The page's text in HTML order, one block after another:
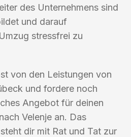
des Unternehmens sind
und darauf
stressfrei zu
von den Leistungen von
und fordere noch
Angebot für deinen
Velenje an. Das
dir mit Rat und Tat zur